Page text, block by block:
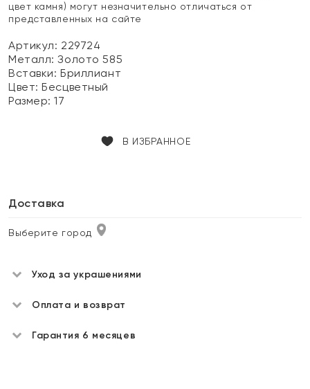
цвет камня) могут незначительно отличаться от
представленных на сайте
Артикул: 229724
Металл:Золото 585
Вставки:Бриллиант
Цвет:Бесцветный
Размер:17
В ИЗБРАННОЕ
Доставка
Выберите город
Уход за украшениями
Оплата и возврат
Гарантия 6 месяцев